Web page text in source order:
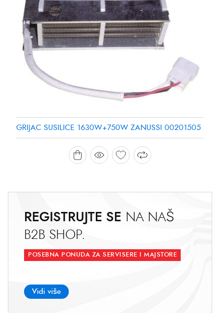
GRIJAC SUSILICE 1630W+750W ZANUSSI 00201505
REGISTRUJTE SE NA NAŠ
B2B SHOP.
POSEBNA PONUDA ZA SERVISERE I MAJSTORE
Vidi više